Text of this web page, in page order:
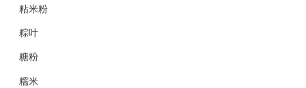
粘米粉
粽叶
糖粉
糯米